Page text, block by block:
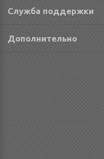
Служба поддержки
Дополнительно